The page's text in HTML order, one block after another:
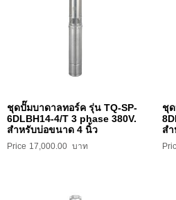
ชุดปั๊มบาดาลทอร์ค รุ่น TQ-SP-
6DLBH14-4/T 3 phase 380V.
สำหรับบ่อขนาด 4 นิ้ว
17,000.00
ชุ
ส